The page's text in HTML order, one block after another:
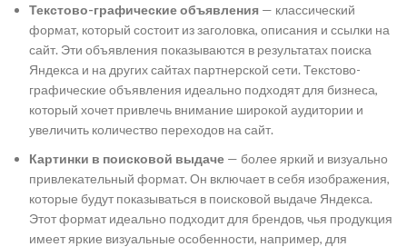
Текстово-графические объявления — классический
формат, который состоит из заголовка, описания и ссылки на
сайт. Эти объявления показываются в результатах поиска
Яндекса и на других сайтах партнерской сети. Текстово-
графические объявления идеально подходят для бизнеса,
который хочет привлечь внимание широкой аудитории и
увеличить количество переходов на сайт.
Картинки в поисковой выдаче — более яркий и визуально
привлекательный формат. Он включает в себя изображения,
которые будут показываться в поисковой выдаче Яндекса.
Этот формат идеально подходит для брендов, чья продукция
имеет яркие визуальные особенности, например, для